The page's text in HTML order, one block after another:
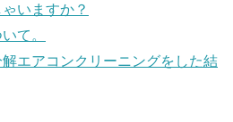
いますか？
て。
エアコンクリーニングをした結